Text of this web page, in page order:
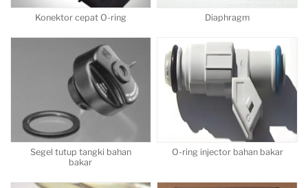
Konektor cepat O-ring Diaphragm
Segel tutup tangki bahan
bakar
O-ring injector bahan bakar